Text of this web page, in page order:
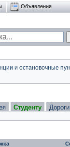
Объявления
и остановочные
Студенту Дороги